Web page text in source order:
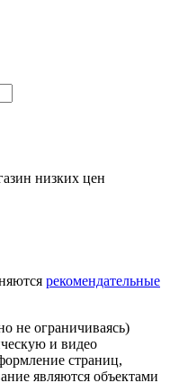
низких цен
рекомендательные
не ограничиваясь)
и видео
страниц,
являются объектами